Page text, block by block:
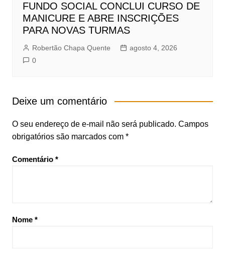
FUNDO SOCIAL CONCLUI CURSO DE
MANICURE E ABRE INSCRIÇÕES
PARA NOVAS TURMAS
Robertão Chapa Quente
agosto 4, 2026
0
Deixe um comentário
O seu endereço de e-mail não será publicado. Campos
obrigatórios são marcados com *
Comentário *
Nome *